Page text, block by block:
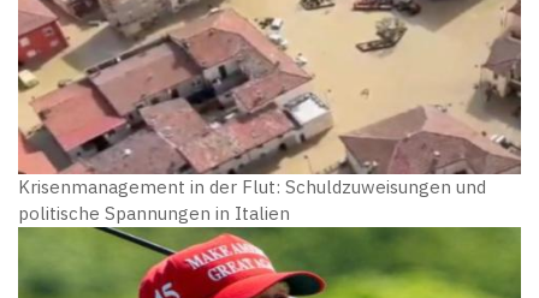
Krisenmanagement in der Flut: Schuldzuweisungen und
politische Spannungen in Italien